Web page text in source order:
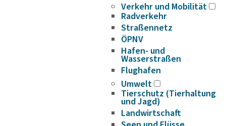
Verkehr und Mobilität
Radverkehr
Straßennetz
ÖPNV
Hafen- und
Wasserstraßen
Flughafen
Umwelt
Tierschutz (Tierhaltung
und Jagd)
Landwirtschaft